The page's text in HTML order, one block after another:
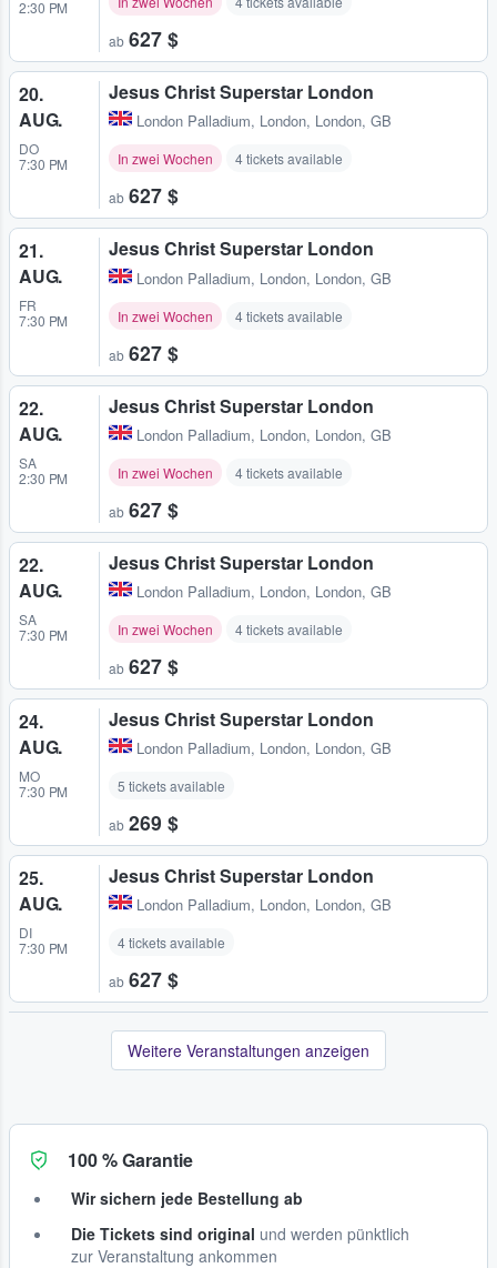
2:30 PM
ab 627 $
20.
AUG.
DO
7:30 PM
Jesus Christ Superstar London
London Palladium, London, London, GB
In zwei Wochen 4 tickets available
ab 627 $
21.
AUG.
FR
7:30 PM
Jesus Christ Superstar London
London Palladium, London, London, GB
In zwei Wochen 4 tickets available
ab 627 $
22.
AUG.
SA
2:30 PM
Jesus Christ Superstar London
London Palladium, London, London, GB
In zwei Wochen 4 tickets available
ab 627 $
22.
AUG.
SA
7:30 PM
Jesus Christ Superstar London
London Palladium, London, London, GB
In zwei Wochen 4 tickets available
ab 627 $
24.
AUG.
MO
7:30 PM
Jesus Christ Superstar London
London Palladium, London, London, GB
5 tickets available
ab 269 $
25.
AUG.
DI
7:30 PM
Jesus Christ Superstar London
London Palladium, London, London, GB
4 tickets available
ab 627 $
Weitere Veranstaltungen anzeigen
100 % Garantie
Wir sichern jede Bestellung ab
Die Tickets sind original und werden pünktlich
zur Veranstaltung ankommen